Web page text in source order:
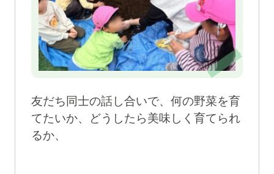
友だち同士の話し合いで、何の野菜を育
てたいか、どうしたら美味しく育てられ
るか、